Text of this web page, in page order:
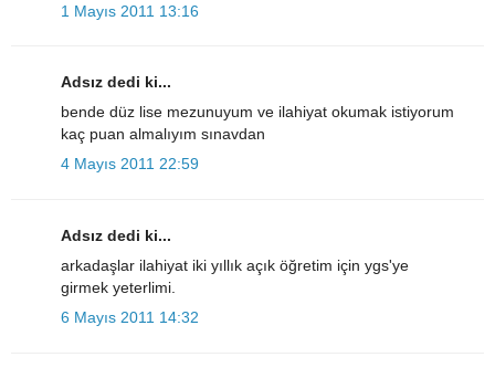
1 Mayıs 2011 13:16
Adsız dedi ki...
bende düz lise mezunuyum ve ilahiyat okumak istiyorum
kaç puan almalıyım sınavdan
4 Mayıs 2011 22:59
Adsız dedi ki...
arkadaşlar ilahiyat iki yıllık açık öğretim için ygs'ye
girmek yeterlimi.
6 Mayıs 2011 14:32